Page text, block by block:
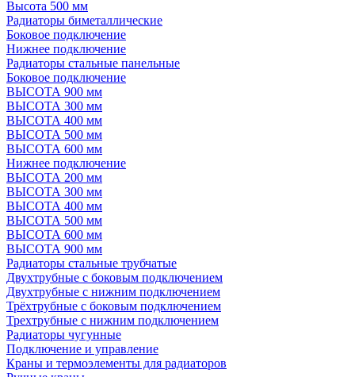
Высота 500 мм
Радиаторы биметаллические
Боковое подключение
Нижнее подключение
Радиаторы стальные панельные
Боковое подключение
ВЫСОТА 900 мм
ВЫСОТА 300 мм
ВЫСОТА 400 мм
ВЫСОТА 500 мм
ВЫСОТА 600 мм
Нижнее подключение
ВЫСОТА 200 мм
ВЫСОТА 300 мм
ВЫСОТА 400 мм
ВЫСОТА 500 мм
ВЫСОТА 600 мм
ВЫСОТА 900 мм
Радиаторы стальные трубчатые
Двухтрубные с боковым подключением
Двухтрубные с нижним подключением
Трёхтрубные с боковым подключением
Трехтрубные с нижним подключением
Радиаторы чугунные
Подключение и управление
Краны и термоэлементы для радиаторов